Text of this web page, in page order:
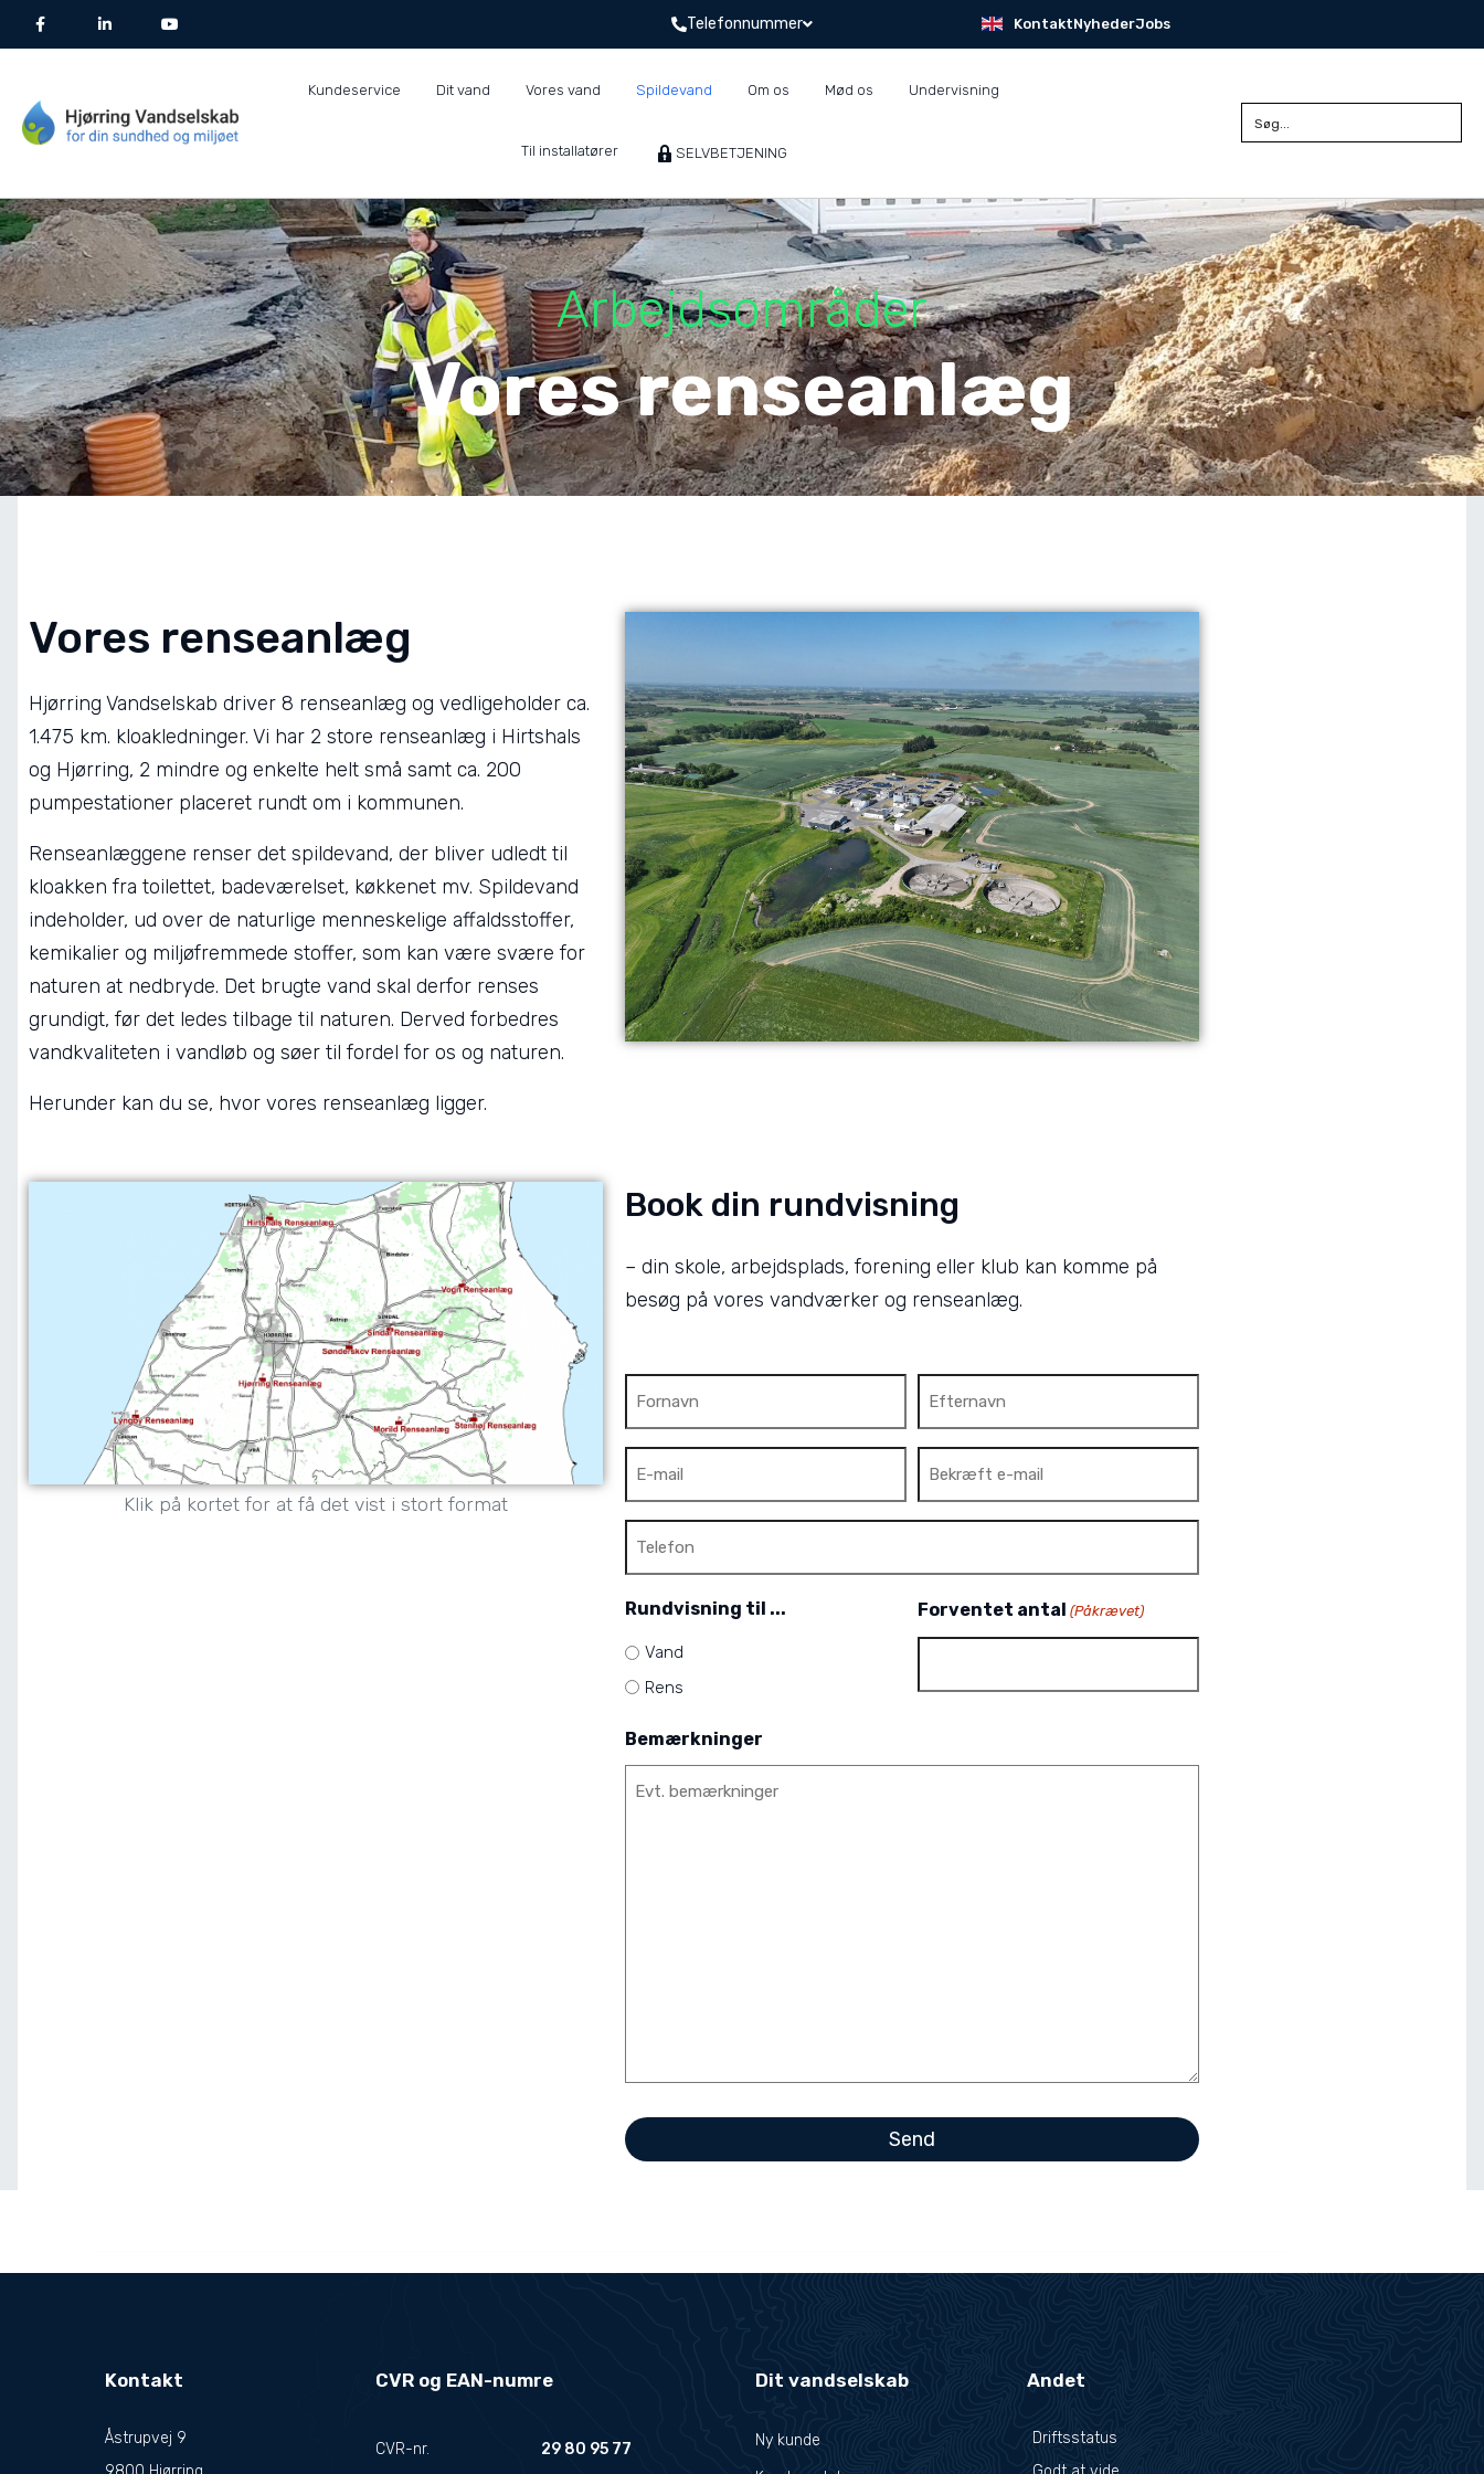
Telefonnummer KontaktNyhederJobs
Kundeservice Dit vand Vores vand Spildevand Om os Mød os Undervisning
Til installatører SELVBETJENING
Arbejdsområder
Vores renseanlæg
Vores renseanlæg
Hjørring Vandselskab driver 8 renseanlæg og vedligeholder ca.
1.475 km. kloakledninger. Vi har 2 store renseanlæg i Hirtshals
og Hjørring, 2 mindre og enkelte helt små samt ca. 200
pumpestationer placeret rundt om i kommunen.
Renseanlæggene renser det spildevand, der bliver udledt til
kloakken fra toilettet, badeværelset, køkkenet mv. Spildevand
indeholder, ud over de naturlige menneskelige affaldsstoffer,
kemikalier og miljøfremmede stoffer, som kan være svære for
naturen at nedbryde. Det brugte vand skal derfor renses
grundigt, før det ledes tilbage til naturen. Derved forbedres
vandkvaliteten i vandløb og søer til fordel for os og naturen.
Herunder kan du se, hvor vores renseanlæg ligger.
Klik på kortet for at få det vist i stort format
Book din rundvisning
– din skole, arbejdsplads, forening eller klub kan komme på
besøg på vores vandværker og renseanlæg.
mail
Rundvisning til ...
Vand
Rens
Forventet antal (Påkrævet)
Bemærkninger
Kontakt
Åstrupvej 9
CVR og EAN-numre
CVR-nr.
29 80 95 77
Dit vandselskab
Ny kunde
Andet
Driftsstatus